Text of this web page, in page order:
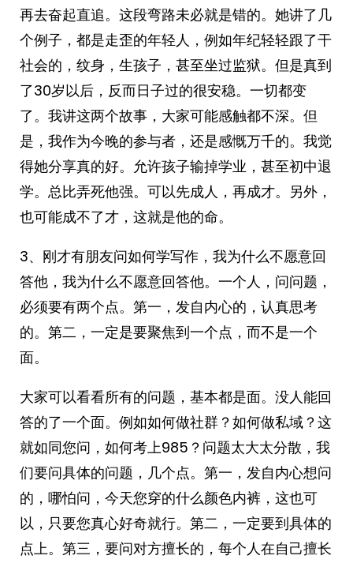
再去奋起直追。这段弯路未必就是错的。她讲了几
个例子，都是走歪的年轻人，例如年纪轻轻跟了干
社会的，纹身，生孩子，甚至坐过监狱。但是真到
了30岁以后，反而日子过的很安稳。一切都变
了。我讲这两个故事，大家可能感触都不深。但
是，我作为今晚的参与者，还是感慨万千的。我觉
得她分享真的好。允许孩子输掉学业，甚至初中退
学。总比弄死他强。可以先成人，再成才。另外，
也可能成不了才，这就是他的命。
3、刚才有朋友问如何学写作，我为什么不愿意回
答他，我为什么不愿意回答他。一个人，问问题，
必须要有两个点。第一，发自内心的，认真思考
的。第二，一定是要聚焦到一个点，而不是一个
面。
大家可以看看所有的问题，基本都是面。没人能回
答的了一个面。例如如何做社群？如何做私域？这
就如同您问，如何考上985？问题太大太分散，我
们要问具体的问题，几个点。第一，发自内心想问
的，哪怕问，今天您穿的什么颜色内裤，这也可
以，只要您真心好奇就行。第二，一定要到具体的
点上。第三，要问对方擅长的，每个人在自己擅长